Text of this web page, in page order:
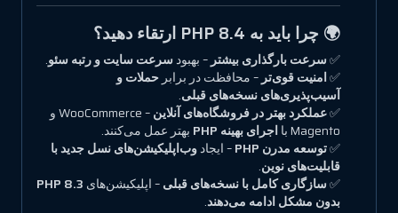
🌍 چرا باید به PHP 8.4 ارتقاء دهید؟
✅سرعت بارگذاری بیشتر – بهبودسرعت سایت و رتبه سئو.
✅امنیت قوی‌تر – محافظت در برابر حملات و
آسیب‌پذیری‌های نسخه‌های قبلی.
✅عملکرد بهتر در فروشگاه‌های آنلاین
– WooCommerce و
Magento با
اجرای بهینه PHP
بهتر عمل می‌کنند.
✅توسعه مدرن PHP – ایجادوب‌اپلیکیشن‌های نسل جدید با
قابلیت‌های نوین.
✅سازگاری کامل با نسخه‌های قبلی– اپلیکیشن‌های PHP 8.3
بدون مشکل ادامه می‌دهند.